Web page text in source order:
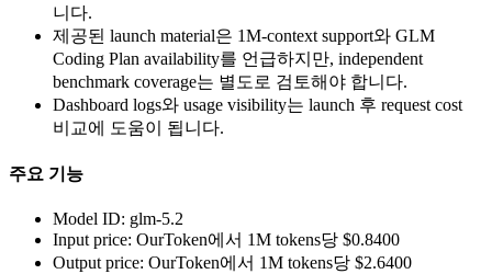
니다.
제공된 launch material은 1M-context support와 GLM
Coding Plan availability를 언급하지만, independent
benchmark coverage는 별도로 검토해야 합니다.
Dashboard logs와 usage visibility는 launch 후 request cost
비교에 도움이 됩니다.
주요 기능
Model ID: glm-5.2
Input price: OurToken에서 1M tokens당 $0.8400
Output price: OurToken에서 1M tokens당 $2.6400